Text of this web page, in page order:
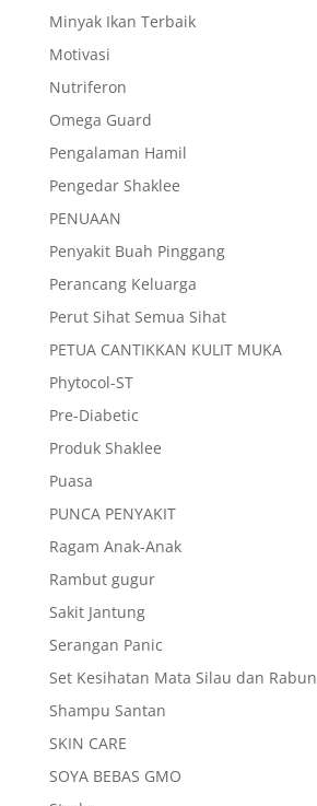
Minyak Ikan Terbaik
Motivasi
Nutriferon
Omega Guard
Pengalaman Hamil
Pengedar Shaklee
PENUAAN
Penyakit Buah Pinggang
Perancang Keluarga
Perut Sihat Semua Sihat
PETUA CANTIKKAN KULIT MUKA
Phytocol-ST
Pre-Diabetic
Produk Shaklee
Puasa
PUNCA PENYAKIT
Ragam Anak-Anak
Rambut gugur
Sakit Jantung
Serangan Panic
Set Kesihatan Mata Silau dan Rabun
Shampu Santan
SKIN CARE
SOYA BEBAS GMO